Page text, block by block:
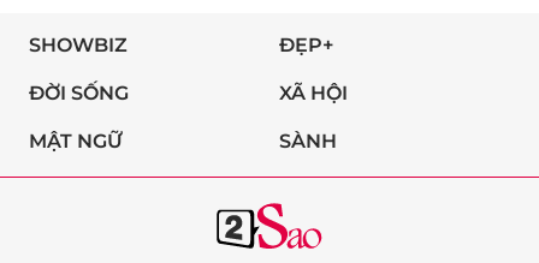
SHOWBIZ ĐẸP+
ĐỜI SỐNG XÃ HỘI
MẬT NGỮ SÀNH